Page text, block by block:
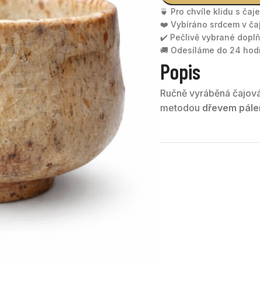
🍵 Pro chvíle klidu s
❤️ Vybíráno srdcem v
✔️ Pečlivě vybrané
🚚 Odesíláme do 24
Popis
Ručně vyráběná
metodou dřevem